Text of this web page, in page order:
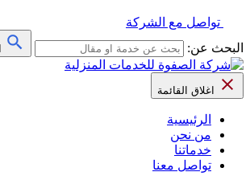
تواصل مع الشركة
البحث عن:
اغلاق القائمة
الرئيسية
من نحن
خدماتنا
تواصل معنا